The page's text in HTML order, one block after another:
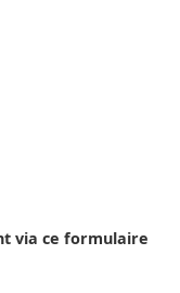
via ce formulaire